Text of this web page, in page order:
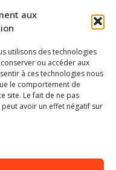
aux
utilisons des technologies
ou accéder aux
à ces technologies nous
le comportement de
site. Le fait de ne pas
avoir un effet négatif sur